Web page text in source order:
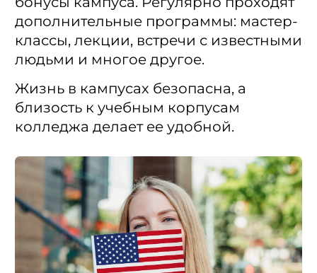
дополнительные программы: мастер-
классы, лекции, встречи с известными
людьми и многое другое.
Жизнь в кампусах безопасна, а
близость к учебным корпусам
колледжа делает ее удобной.